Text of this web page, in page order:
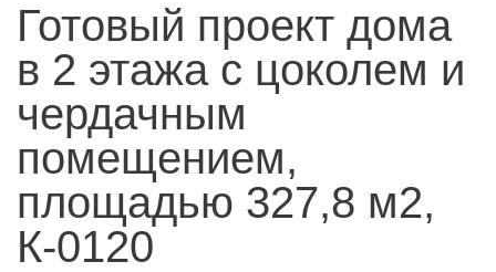
Готовый проект дома
в 2 этажа с цоколем и
чердачным
помещением,
площадью 327,8 м2,
К-0120